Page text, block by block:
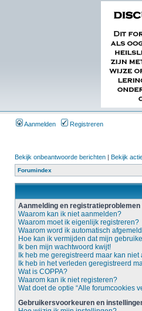
Aanmelden Registreren
Bekijk onbeantwoorde berichten | Bekijk
Forumindex
Aanmelding en registratieproblemen
Waarom kan ik niet aanmelden?
Waarom moet ik eigenlijk registreren?
Waarom word ik automatisch
Hoe kan ik vermijden dat mijn
Ik ben mijn wachtwoord kwijt!
Ik heb me geregistreerd maar kan
Ik heb in het verleden geregistreerd
Wat is COPPA?
Waarom kan ik niet registeren?
Wat doet de optie “Alle forumcookies
Gebruikersvoorkeuren en